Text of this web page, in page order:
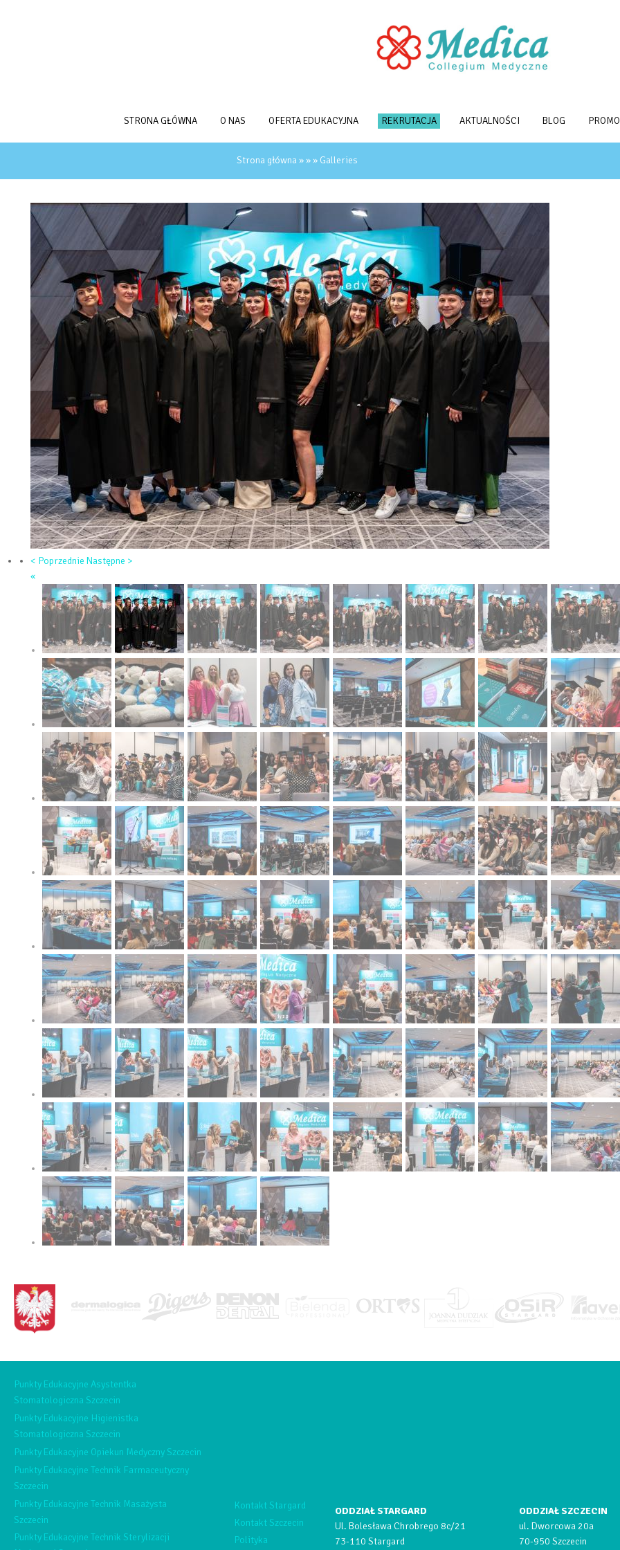
STRONA GŁÓWNA O NAS OFERTA EDUKACYJNA REKRUTACJA AKTUALNOŚCI BLOG
Strona główna»» » Galleries
< Poprzednie Następne >
«
Punkty Edukacyjne Asystentka
Stomatologiczna Szczecin
Punkty Edukacyjne Higienistka
Stomatologiczna Szczecin
Punkty Edukacyjne Opiekun Medyczny Szczecin
Punkty Edukacyjne Technik Farmaceutyczny
Szczecin
Punkty Edukacyjne Technik Masażysta
Szczecin
Punkty Edukacyjne Technik Sterylizacji
Kontakt Stargard
Kontakt Szczecin
Polityka
ODDZIAŁ STARGARD
Ul. Bolesława Chrobrego 8c/21
73-110 Stargard
ODDZIAŁ SZCZECIN
ul. Dworcowa 20a
70-950 Szczecin